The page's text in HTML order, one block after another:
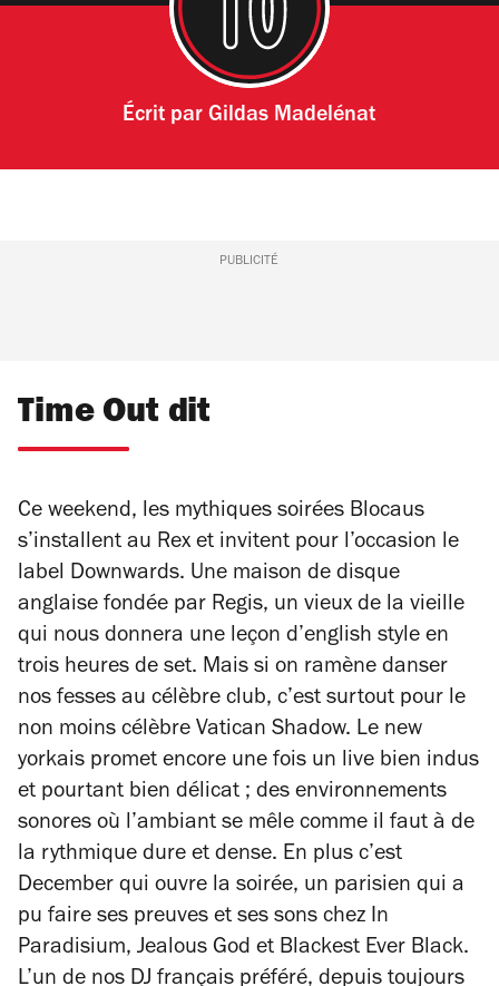
Écrit parGildas Madelénat
PUBLICITÉ
Time Out dit
Ce weekend, les mythiques soirées Blocaus
s’installent au Rex et invitent pour l’occasion le
label Downwards. Une maison de disque
anglaise fondée par Regis, un vieux de la vieille
qui nous donnera une leçon d’english style en
trois heures de set. Mais si on ramène danser
nos fesses au célèbre club, c’est surtout pour le
non moins célèbre Vatican Shadow. Le new
yorkais promet encore une fois un live bien indus
et pourtant bien délicat ; des environnements
sonores où l’ambiant se mêle comme il faut à de
la rythmique dure et dense. En plus c’est
December qui ouvre la soirée, un parisien qui a
pu faire ses preuves et ses sons chez In
Paradisium, Jealous God et Blackest Ever Black.
L’un de nos DJ français préféré, depuis toujours